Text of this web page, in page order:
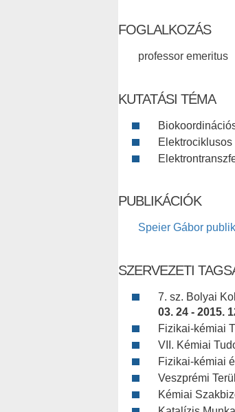
FOGLALKOZÁS
professor emeritus
KUTATÁSI TÉMA
PUBLIKÁCIÓK
Speier Gábor
SZERVEZETI
7. sz. Bolyai
03. 24 - 2015.
Fizikai-kémiai
VII. Kémiai
Fizikai-kémiai
Veszprémi
Kémiai